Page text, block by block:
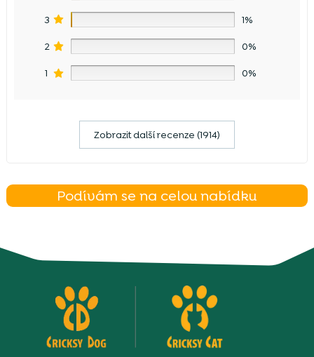
3 1%
2 0%
1 0%
Zobrazit další recenze (1914)
Podívám se na celou nabídku